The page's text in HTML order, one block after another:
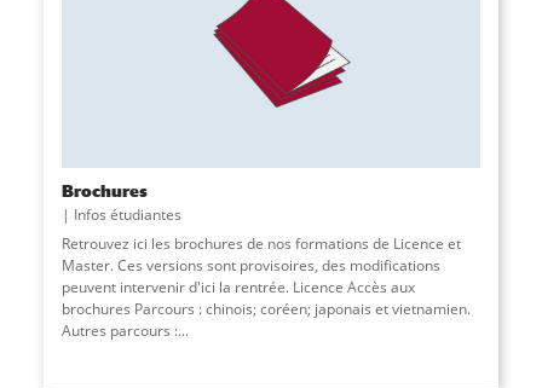
Brochures
Infos étudiantes
Retrouvez ici les brochures de nos formations de Licence et
Master. Ces versions sont provisoires, des modifications
peuvent intervenir d'ici la rentrée. Licence Accès aux
brochures Parcours : chinois; coréen; japonais et vietnamien.
Autres parcours :...